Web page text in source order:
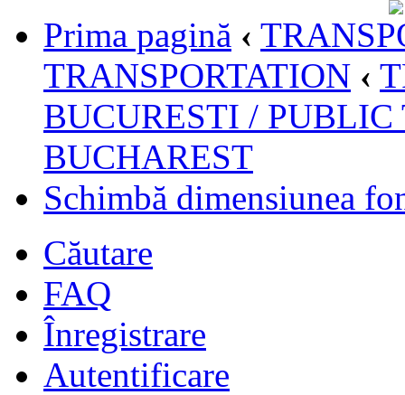
Prima pagină ‹
TRANSPORTATION ‹
BUCURESTI /
BUCHAREST
Schimbă dimensiunea
Căutare
FAQ
Înregistrare
Autentificare